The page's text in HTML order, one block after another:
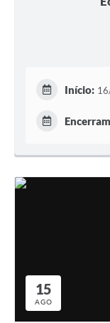
Início:
15
AGO